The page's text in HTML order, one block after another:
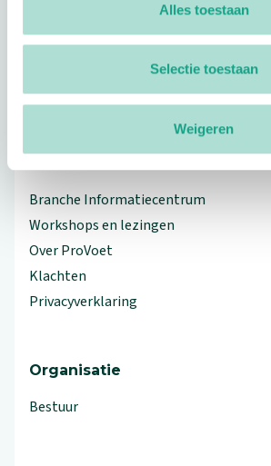
Alles toestaan
Selectie toestaan
Weigeren
Footer
Volg ProVoet
linkedin(Let op uitgaande link)
facebook(Let op uitgaande
twitter(Let op
instagram(Let
Branche Informatiecentrum
Workshops en lezingen
Over ProVoet
Klachten
Privacyverklaring
Organisatie
Bestuur